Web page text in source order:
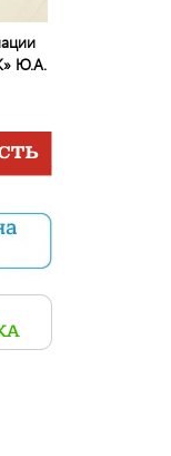
Ю.А.